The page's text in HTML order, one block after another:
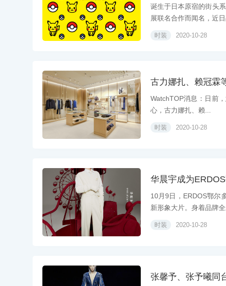
诞生于日本原宿的街头
展联名合作而闻名，近日
时装 2020-10-28
古力娜扎、赖冠霖
WatchTOP消息：日前
心，古力娜扎、赖...
时装 2020-10-28
华晨宇成为
10月9日，ERDOS鄂尔
新形象大片。身着品牌全
时装 2020-10-28
张馨予、张予曦同